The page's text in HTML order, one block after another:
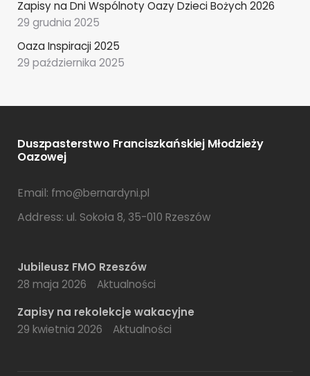
Zapisy na Dni Wspólnoty Oazy Dzieci Bożych 2026
29 grudnia 2025
Oaza Inspiracji 2025
29 października 2025
Duszpasterstwo Franciszkańskiej Młodzieży
Oazowej
Email: fmo@bernardyni.pl
Address: ul. Sokoła 8, 35-010 Rzeszów
Jubileusz FMO Rzeszów
28 maja 2026
Aktualności
Zapisy na rekolekcje wakacyjne
29 kwietnia 2026
Aktualności